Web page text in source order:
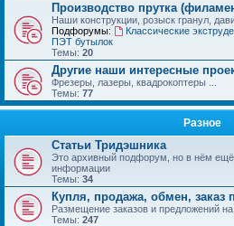
Производство прутка
Наши конструкции, розыск гранул,
Подфорумы:
Классические
ПЭТ бутылок
Темы: 20
Другие наши интересные
Фрезеры, лазеры, квадрокоптеры ...
Темы: 77
Разное
Статьи Тридэшника
Это архивный подфорум, но в нём ещё
информации
Темы: 34
Купля, продажа, обмен, заказ
Размещение заказов и предложений
Темы: 247